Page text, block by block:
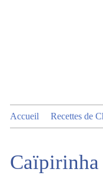
Accueil Recettes de